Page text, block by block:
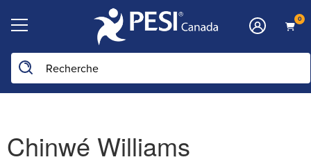
0
Chinwé Williams